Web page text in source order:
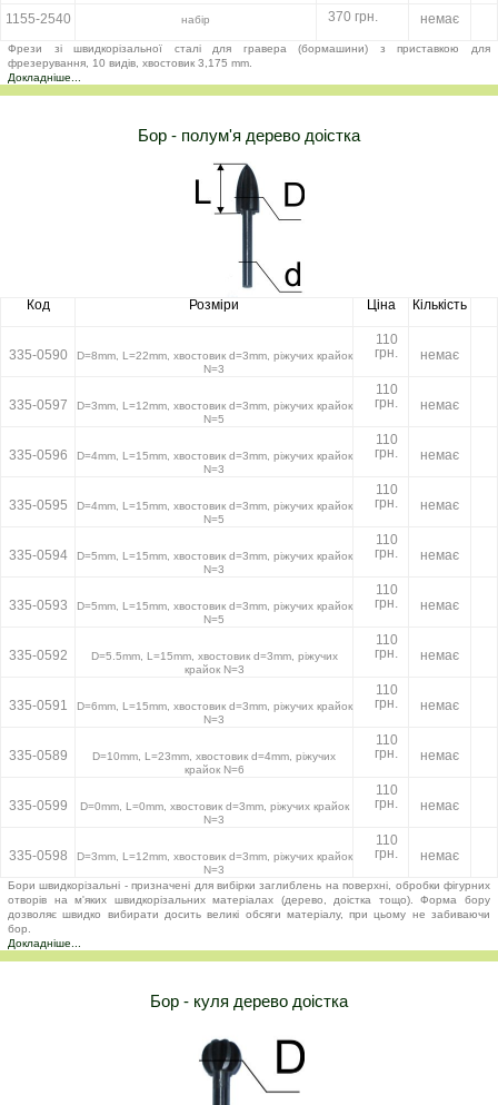
1155-2540 набір 370 грн. немає
Фрези зі швидкорізальної сталі для гравера (бормашини) з приставкою для
фрезерування, 10 видів, хвостовик 3,175 mm.
Докладніше...
Бор - полум'я дерево доістка
Код Розміри Ціна Кількість
335-0590
D=8mm, L=22mm, хвостовик d=3mm, ріжучих крайок
N=3
110
грн.
немає
335-0597
D=3mm, L=12mm, хвостовик d=3mm, ріжучих крайок
N=5
110
грн.
немає
335-0596
D=4mm, L=15mm, хвостовик d=3mm, ріжучих крайок
N=3
110
грн.
немає
335-0595
D=4mm, L=15mm, хвостовик d=3mm, ріжучих крайок
N=5
110
грн.
немає
335-0594
D=5mm, L=15mm, хвостовик d=3mm, ріжучих крайок
N=3
110
грн.
немає
335-0593
D=5mm, L=15mm, хвостовик d=3mm, ріжучих крайок
N=5
110
грн.
немає
335-0592
D=5.5mm, L=15mm, хвостовик d=3mm, ріжучих
крайок N=3
110
грн.
немає
335-0591
D=6mm, L=15mm, хвостовик d=3mm, ріжучих крайок
N=3
110
грн.
немає
335-0589
D=10mm, L=23mm, хвостовик d=4mm, ріжучих
крайок N=6
110
грн.
немає
335-0599
D=0mm, L=0mm, хвостовик d=3mm, ріжучих крайок
N=3
110
грн.
немає
335-0598
D=3mm, L=12mm, хвостовик d=3mm, ріжучих крайок
N=3
110
грн.
немає
Бори швидкорізальні - призначені для вибірки заглиблень на поверхні, обробки фігурних
отворів на м'яких швидкорізальних матеріалах (дерево, доістка тощо). Форма бору
дозволяє швидко вибирати досить великі обсяги матеріалу, при цьому не забиваючи
бор.
Докладніше...
Бор - куля дерево доістка